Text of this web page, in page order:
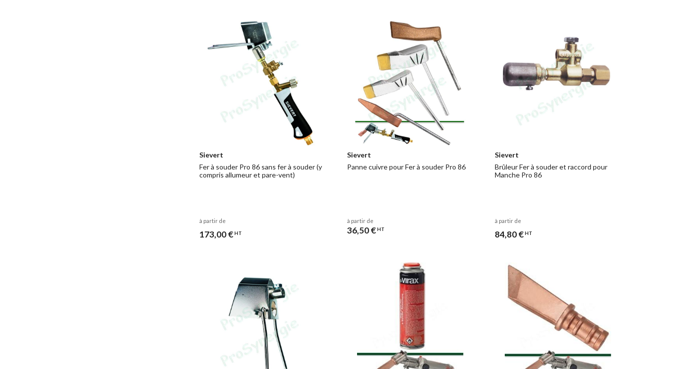
Sievert
Fer à souder Pro 86 sans fer à souder (y
compris allumeur et pare-vent)
à partir de
173,00 € HT
Sievert
Panne cuivre pour Fer à souder Pro 86
à partir de
36,50 €HT
Sievert
Brûleur Fer à souder et raccord pour
Manche Pro 86
à partir de
84,80 € HT